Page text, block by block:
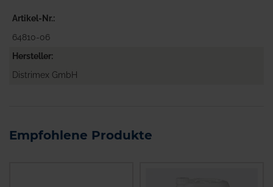
Artikel-Nr.
64810-06
Hersteller
Distrimex GmbH
Empfohlene Produkte